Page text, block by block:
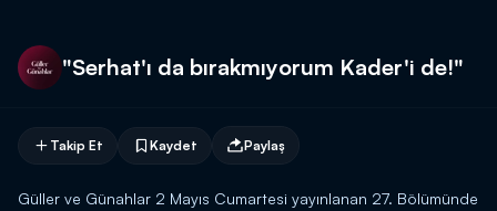
"Serhat'ı da bırakmıyorum Kader'i de!"
Takip Et Kaydet Paylaş
Güller ve Günahlar 2 Mayıs Cumartesi yayınlanan 27. Bölümünde